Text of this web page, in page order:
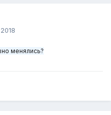
менялись?